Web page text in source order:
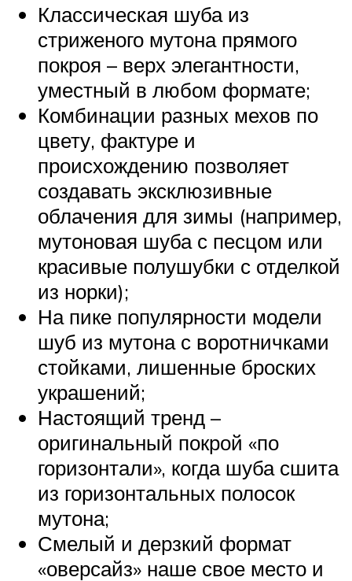
Классическая шуба из
стриженого мутона прямого
покроя – верх элегантности,
уместный в любом формате;
Комбинации разных мехов по
цвету, фактуре и
происхождению позволяет
создавать эксклюзивные
облачения для зимы (например,
мутоновая шуба с песцом или
красивые полушубки с отделкой
из норки);
На пике популярности модели
шуб из мутона с воротничками
стойками, лишенные броских
украшений;
Настоящий тренд –
оригинальный покрой «по
горизонтали», когда шуба сшита
из горизонтальных полосок
мутона;
Смелый и дерзкий формат
«оверсайз» наше свое место и